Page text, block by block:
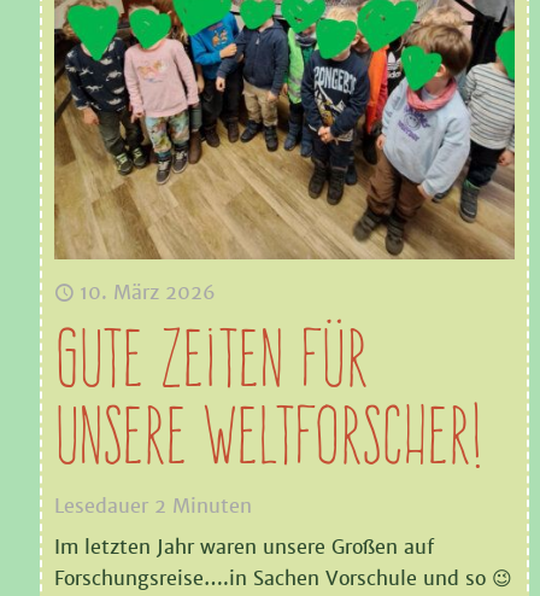
10. März 2026
Gute Zeiten für
unsere Weltforscher!
Lesedauer 2 Minuten
Im letzten Jahr waren unsere Großen auf
Forschungsreise….in Sachen Vorschule und so 😉